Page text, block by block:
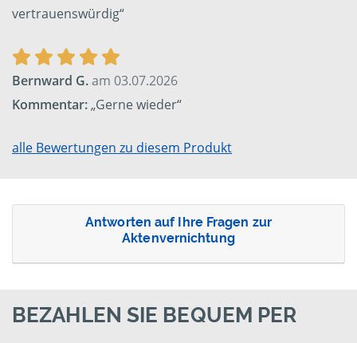
vertrauenswürdig“
Bernward G.am 03.07.2026
Kommentar:„Gerne wieder“
alle Bewertungen zu diesem Produkt
Antworten auf Ihre Fragen zur
Aktenvernichtung
BEZAHLEN SIE BEQUEM PER